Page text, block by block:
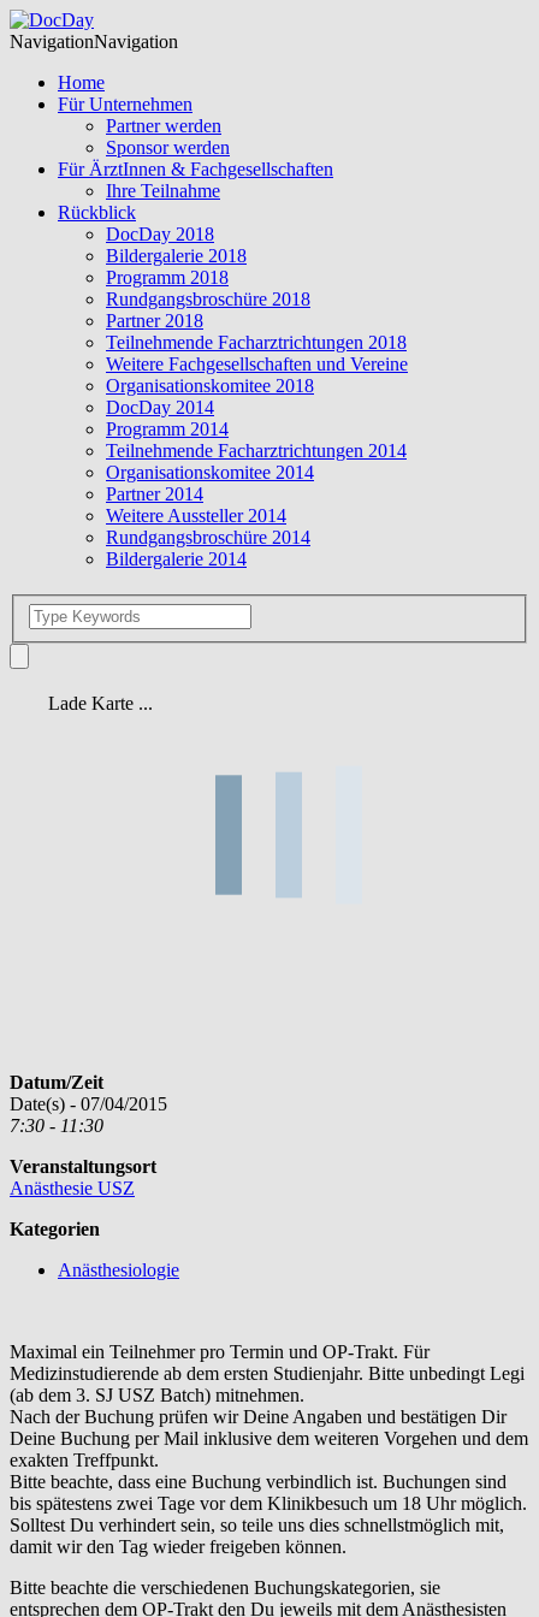
NavigationNavigation
Home
Für Unternehmen
Partner werden
Sponsor werden
Für ÄrztInnen & Fachgesellschaften
Ihre Teilnahme
Rückblick
DocDay 2018
Bildergalerie 2018
Programm 2018
Rundgangsbroschüre 2018
Partner 2018
Teilnehmende Facharztrichtungen 2018
Weitere Fachgesellschaften und Vereine
Organisationskomitee 2018
DocDay 2014
Programm 2014
Teilnehmende Facharztrichtungen 2014
Organisationskomitee 2014
Partner 2014
Weitere Aussteller 2014
Rundgangsbroschüre 2014
Bildergalerie 2014
Lade Karte ...
Datum/Zeit
Date(s) - 07/04/2015
7:30 - 11:30
Veranstaltungsort
Anästhesie USZ
Kategorien
Anästhesiologie
Maximal ein Teilnehmer pro Termin und OP-Trakt. Für
Medizinstudierende ab dem ersten Studienjahr. Bitte unbedingt Legi
(ab dem 3. SJ USZ Batch) mitnehmen.
Nach der Buchung prüfen wir Deine Angaben und bestätigen Dir
Deine Buchung per Mail inklusive dem weiteren Vorgehen und dem
exakten Treffpunkt.
Bitte beachte, dass eine Buchung verbindlich ist. Buchungen sind
bis spätestens zwei Tage vor dem Klinikbesuch um 18 Uhr möglich.
Solltest Du verhindert sein, so teile uns dies schnellstmöglich mit,
damit wir den Tag wieder freigeben können.
Bitte beachte die verschiedenen Buchungskategorien, sie
entsprechen dem OP-Trakt den Du jeweils mit dem Anästhesisten